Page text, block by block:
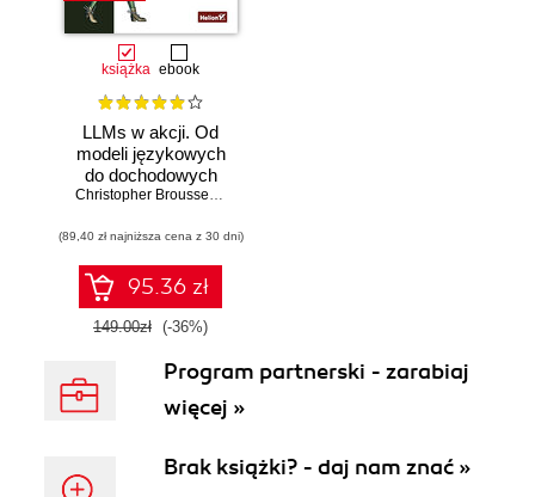
książka ebook
LLMs w akcji. Od
modeli językowych
do dochodowych
produktów
Christopher Brousseau
(89,40 zł najniższa cena z 30 dni)
95.36 zł
149.00zł (-36%)
Program partnerski - zarabiaj
więcej »
Brak książki? - daj nam znać »